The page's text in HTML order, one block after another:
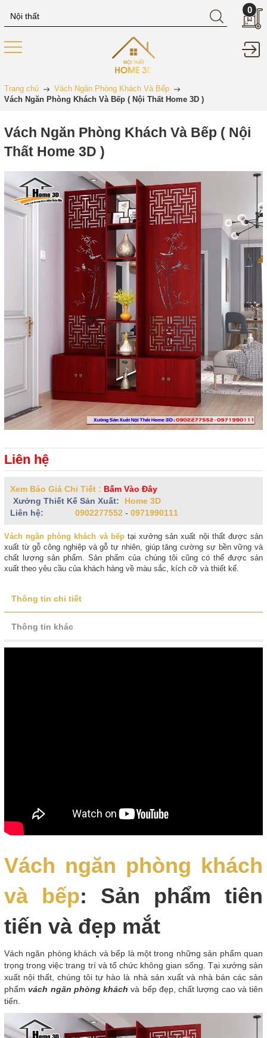
0
Trang chủ
Vách Ngăn Phòng Khách Và Bếp
Vách Ngăn Phòng Khách Và Bếp ( Nội Thất Home 3D )
Vách Ngăn Phòng Khách Và Bếp ( Nội
Thất Home 3D )
Liên hệ
Xem Báo Giá Chi Tiết : Bấm Vào Đây
Xưởng Thiết Kế Sản Xuất:
Home 3D
Liên hệ:
0902277552 - 0971990111
Vách ngăn phòng khách và bếptại xưởng sản xuất nội thất được sản
xuất từ gỗ công nghiệp và gỗ tự nhiên, giúp tăng cường sự bền vững và
chất lượng sản phẩm. Sản phẩm của chúng tôi cũng có thể được sản
xuất theo yêu cầu của khách hàng về màu sắc, kích cỡ và thiết kế.
Thông tin chi tiết
Thông tin khác
Vách ngăn phòng khách
và bếp: Sản phẩm tiên
tiến và đẹp mắt
Vách ngăn phòng khách và bếp là một trong những sản phẩm quan
trọng trong việc trang trí và tổ chức không gian sống. Tại xưởng sản
xuất nội thất, chúng tôi tự hào là nhà sản xuất và nhà bán các sản
phẩmvách ngăn phòng khách và bếp đẹp, chất lượng cao và tiên
tiến.